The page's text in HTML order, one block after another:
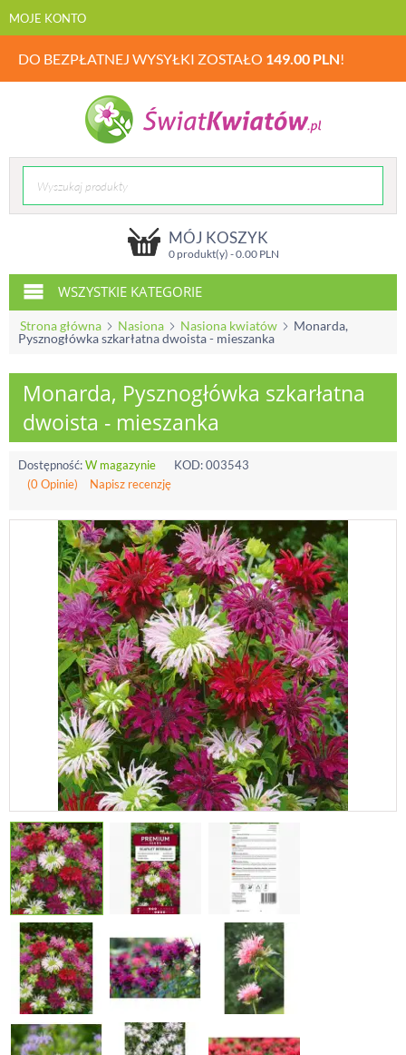
MOJE KONTO
DO BEZPŁATNEJ WYSYŁKI ZOSTAŁO 149.00 PLN!
MÓJ KOSZYK
0 produkt(y) -0.00PLN
WSZYSTKIE KATEGORIE
Strona główna Nasiona Nasiona kwiatów
Monarda,
Pysznogłówka szkarłatna dwoista - mieszanka
Monarda, Pysznogłówka szkarłatna
dwoista - mieszanka
Dostępność:W magazynie KOD:003543
(0 Opinie)
Napisz recenzję